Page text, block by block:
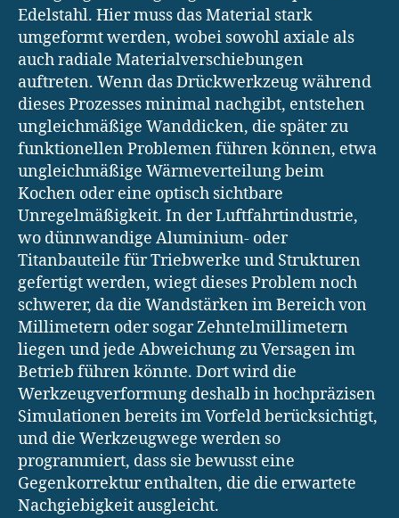
Edelstahl. Hier muss das Material stark
umgeformt werden, wobei sowohl axiale als
auch radiale Materialverschiebungen
auftreten. Wenn das Drückwerkzeug während
dieses Prozesses minimal nachgibt, entstehen
ungleichmäßige Wanddicken, die später zu
funktionellen Problemen führen können, etwa
ungleichmäßige Wärmeverteilung beim
Kochen oder eine optisch sichtbare
Unregelmäßigkeit. In der Luftfahrtindustrie,
wo dünnwandige Aluminium- oder
Titanbauteile für Triebwerke und Strukturen
gefertigt werden, wiegt dieses Problem noch
schwerer, da die Wandstärken im Bereich von
Millimetern oder sogar Zehntelmillimetern
liegen und jede Abweichung zu Versagen im
Betrieb führen könnte. Dort wird die
Werkzeugverformung deshalb in hochpräzisen
Simulationen bereits im Vorfeld berücksichtigt,
und die Werkzeugwege werden so
programmiert, dass sie bewusst eine
Gegenkorrektur enthalten, die die erwartete
Nachgiebigkeit ausgleicht.